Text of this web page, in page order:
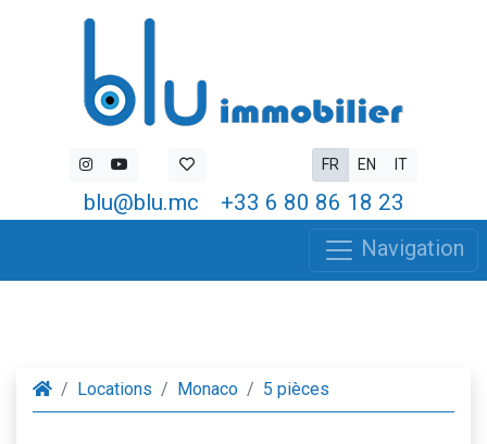
FR EN IT
blu@blu.mc
+33 6 80 86 18 23
Navigation
Locations Monaco 5 pièces